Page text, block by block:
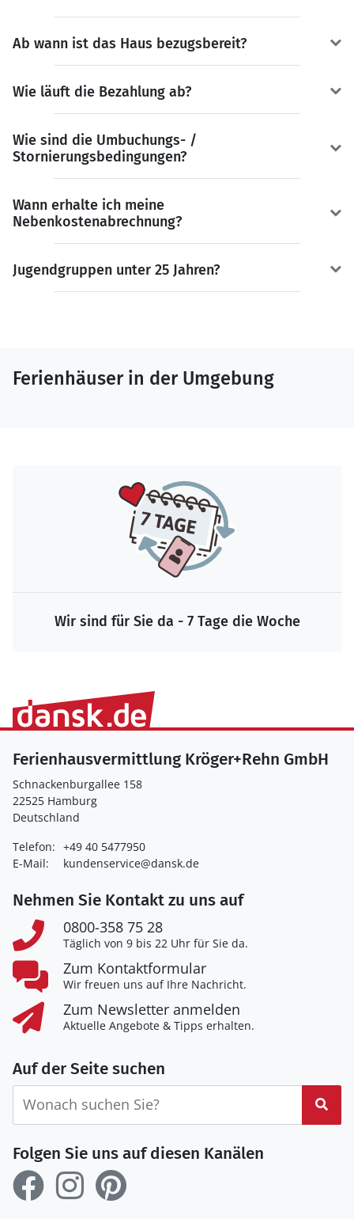
Ab wann ist das Haus bezugsbereit?
Wie läuft die Bezahlung ab?
Wie sind die Umbuchungs- /
Stornierungsbedingungen?
Wann erhalte ich meine
Nebenkostenabrechnung?
Jugendgruppen unter 25 Jahren?
Ferienhäuser in der Umgebung
Wir sind für Sie da - 7 Tage die Woche
Ferienhausvermittlung Kröger+Rehn GmbH
Schnackenburgallee 158
22525 Hamburg
Deutschland
Telefon: +49 40 5477950
E-Mail:
kundenservice@dansk.de
Nehmen Sie Kontakt zu uns auf
0800-358 75 28
Täglich von 9 bis 22 Uhr für Sie da.
Zum Kontaktformular
Wir freuen uns auf Ihre Nachricht.
Zum Newsletter anmelden
Aktuelle Angebote & Tipps erhalten.
Auf der Seite suchen
Folgen Sie uns auf diesen Kanälen